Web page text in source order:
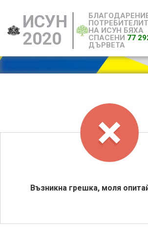
ИСУН
2020
НА ИСУН БЯХА
СПАСЕНИ 77
ДЪРВЕТА
Възникна грешка, моля